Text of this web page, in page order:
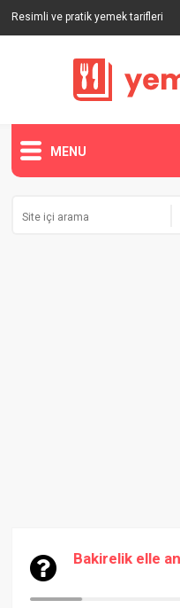
Resimli ve pratik yemek tarifleri
MENU
Bakirelik elle